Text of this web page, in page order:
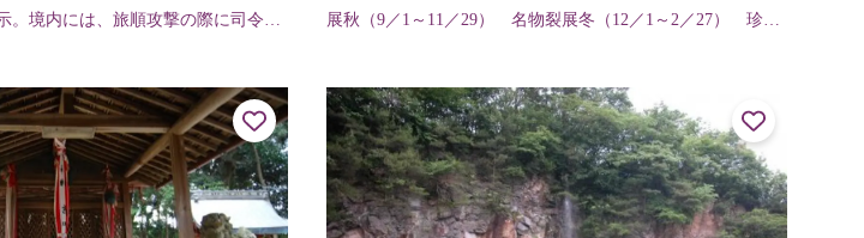
。境内には、旅順攻撃の際に司令部
展秋（9／1～11／29） 名物裂展冬（12／1～2／27） 珍し